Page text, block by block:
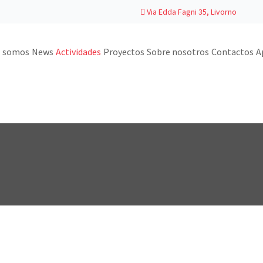
Via Edda Fagni 35, Livorno
somos News Actividades Proyectos Sobre nosotros Contactos